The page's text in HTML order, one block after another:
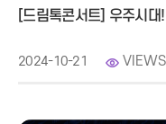
2015 ~ 2022 국립청소년
천문대에는 뭐가 있어요?
2024-10-21 VIEWS